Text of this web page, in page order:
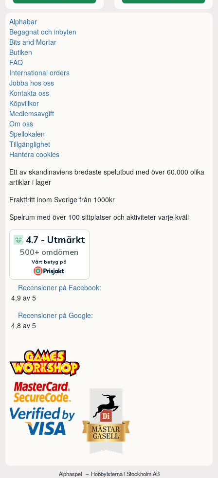
Alphabar
Begagnat och inbyten
Bits and Mortar
Butiken
FAQ
International orders
Jobba hos oss
Kontakta oss
Köpvillkor
Medlemsavgift
Om oss
Spellokalen
Tillgänglighet
Hantera cookies
Ett av skandinaviens bredaste spelutbud med över 60.000 olika
artiklar i lager
Fraktfritt inom Sverige från 1000kr
Spelrum med över 100 sittplatser och aktiviteter varje kväll
Recensioner på Facebook:
4,9 av 5
Recensioner på Google:
4,8 av 5
Alphaspel
Hobbyisterna i Stockholm AB